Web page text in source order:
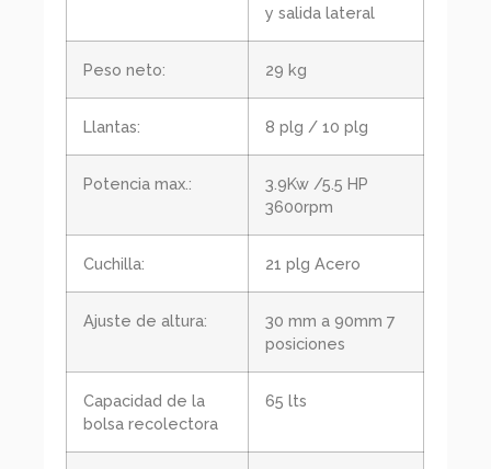
y salida lateral
Peso neto: 29 kg
Llantas: 8 plg / 10 plg
Potencia max.:
3.9Kw /5.5 HP
3600rpm
Cuchilla: 21 plg Acero
Ajuste de altura:
30 mm a 90mm 7
posiciones
Capacidad de la
bolsa recolectora
65 lts